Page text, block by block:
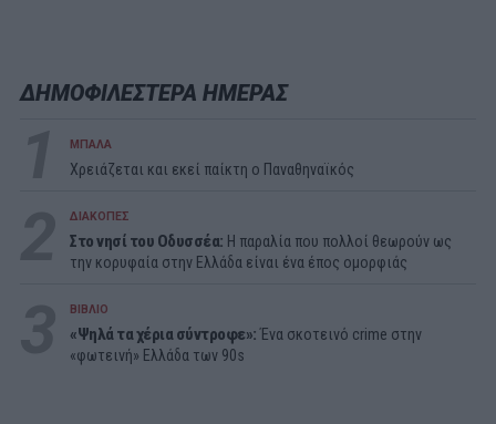
ΔΗΜΟΦΙΛΕΣΤΕΡΑ ΗΜΕΡΑΣ
ΜΠΑΛΑ
Χρειάζεται και εκεί παίκτη ο Παναθηναϊκός
ΔΙΑΚΟΠΕΣ
Στο νησί του Οδυσσέα: Η παραλία που πολλοί θεωρούν ως
την κορυφαία στην Ελλάδα είναι ένα έπος ομορφιάς
ΒΙΒΛΙΟ
«Ψηλά τα χέρια σύντροφε»:Ένα σκοτεινό crime στην
«φωτεινή» Ελλάδα των 90s